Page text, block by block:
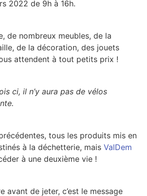
2022 de 9h à 16h.
de nombreux meubles, de la
de la décoration, des jouets
attendent à tout petits prix !
ci, il n’y aura pas de vélos
tous les produits mis en
à la déchetterie, mais ValDem
à une deuxième vie !
avant de jeter, c’est le message